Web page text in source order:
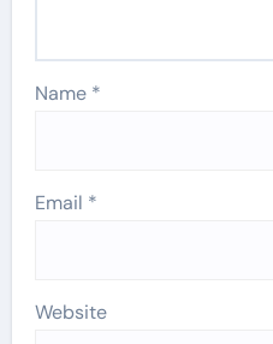
Name *
Email *
Website